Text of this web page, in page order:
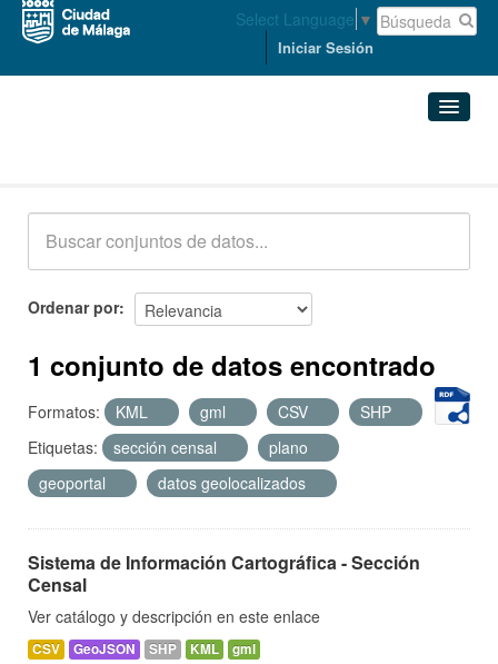
Select Language ▼
Iniciar Sesión
Acerca de
Ordenar por
1 conjunto de datos encontrado
Formatos: KML gml CSV
SHP
Etiquetas:
sección censal
plano
geoportal
datos geolocalizados
Sistema de Información Cartográfica - Sección
Censal
Ver catálogo y descripción en este enlace
CSV GeoJSON SHP KML gml